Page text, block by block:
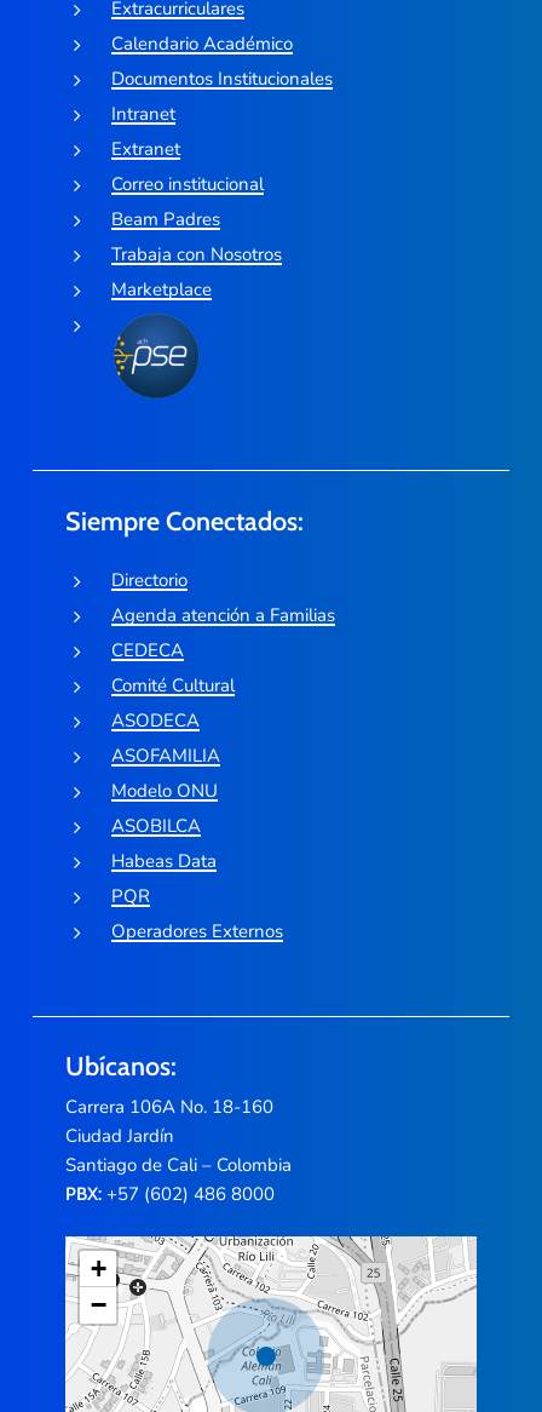
Extracurriculares
Calendario Académico
Documentos Institucionales
Intranet
Extranet
Correo institucional
Beam Padres
Trabaja con Nosotros
Marketplace
Siempre Conectados:
Directorio
Agenda atención a Familias
CEDECA
Comité Cultural
ASODECA
ASOFAMILIA
Modelo ONU
ASOBILCA
Habeas Data
PQR
Operadores Externos
Ubícanos:
Carrera 106A No. 18-160
Ciudad Jardín
Santiago de Cali – Colombia
PBX:+57 (602) 486 8000
+
−